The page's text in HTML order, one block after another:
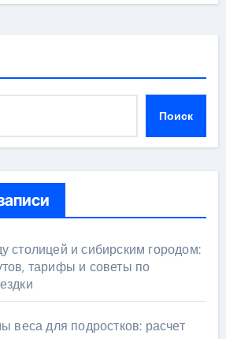
Поиск
столицей и сибирским городом:
тарифы и советы по
веса для подростков: расчет